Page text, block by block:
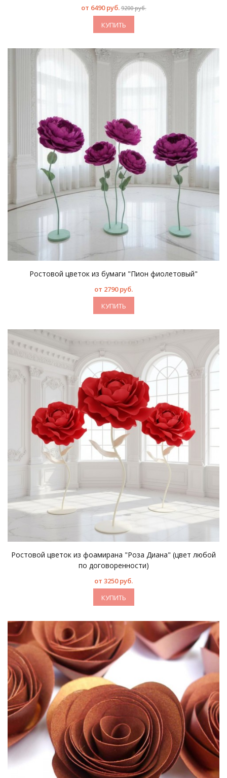
от 6490 руб. 9200 руб.
КУПИТЬ
Ростовой цветок из бумаги "Пион фиолетовый"
от 2790 руб.
КУПИТЬ
Ростовой цветок из фоамирана "Роза Диана" (цвет любой
по договоренности)
от 3250 руб.
КУПИТЬ